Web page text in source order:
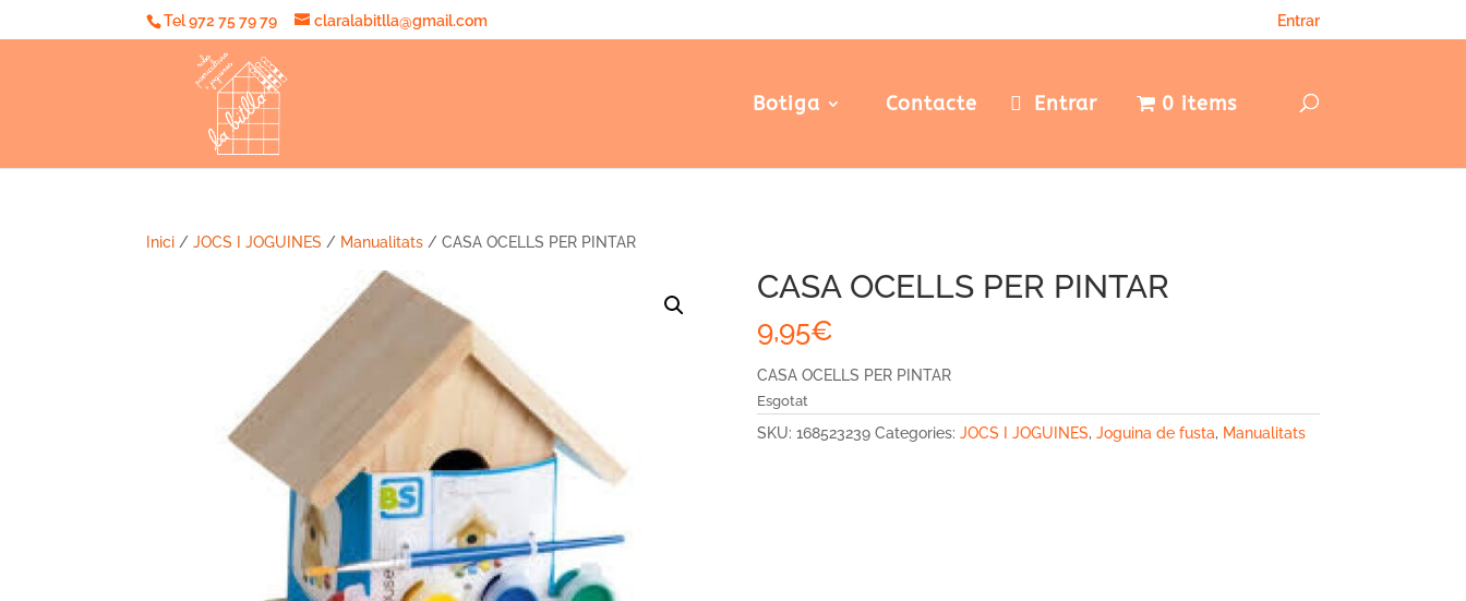
Tel 972 75 79 79 claralabitlla@gmail.com Entrar
Botiga Contacte Entrar 0 items
Inici /JOCS I JOGUINES / Manualitats / CASA OCELLS PER PINTAR
CASA OCELLS PER PINTAR
9,95€
CASA OCELLS PER PINTAR
Esgotat
SKU: 168523239 Categories: JOCS I JOGUINES, Joguina de fusta, Manualitats